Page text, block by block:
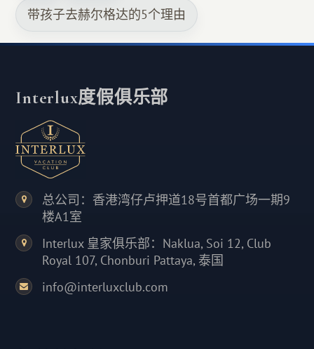
带孩子去赫尔格达的5个理由
Interlux度假俱乐部
总公司：香港湾仔卢押道18号首都广场一期9
楼A1室
Interlux 皇家俱乐部：Naklua, Soi 12, Club
Royal 107, Chonburi Pattaya, 泰国
info@interluxclub.com